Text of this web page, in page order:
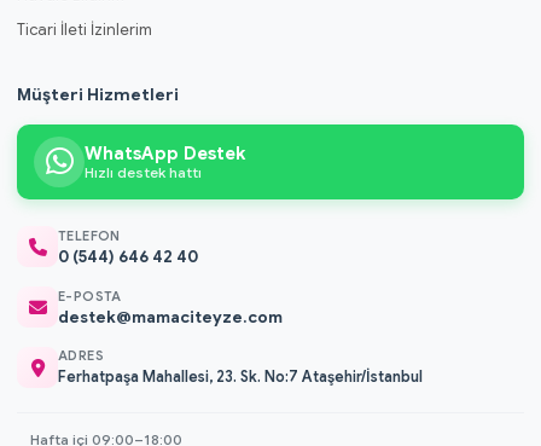
Ticari İleti İzinlerim
Müşteri Hizmetleri
WhatsApp Destek
Hızlı destek hattı
TELEFON
0 (544) 646 42 40
E-POSTA
destek@mamaciteyze.com
ADRES
Ferhatpaşa Mahallesi, 23. Sk. No:7 Ataşehir/İstanbul
Hafta içi 09:00–18:00